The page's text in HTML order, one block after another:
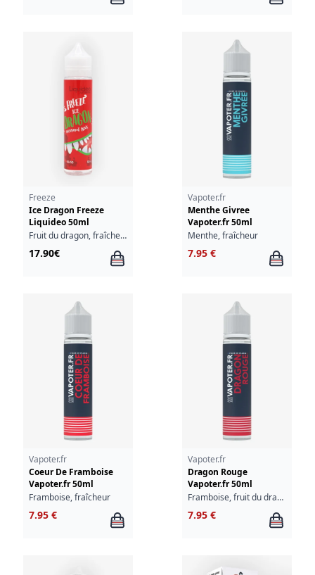
Freeze
Ice Dragon Freeze
Liquideo 50ml
Fruit du dragon, fraîcheur
17.90€
Vapoter.fr
Menthe Givree
Vapoter.fr 50ml
Menthe, fraîcheur
7.95 €
Vapoter.fr
Coeur De Framboise
Vapoter.fr 50ml
Framboise, fraîcheur
7.95 €
Vapoter.fr
Dragon Rouge
Vapoter.fr 50ml
Framboise, fruit du dragon, fraîcheur
7.95 €